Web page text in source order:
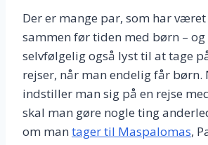
Der er mange par, som har
sammen før tiden med børn – og
selvfølgelig også lyst til at tage
rejser, når man endelig får børn.
indstiller man sig på en rejse
skal man gøre nogle ting
om man tager til Maspalomas,